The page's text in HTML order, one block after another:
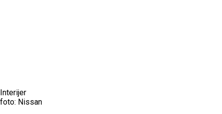
Interijer
foto: Nissan